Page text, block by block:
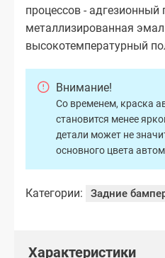
процессов - адгезионный
металлизированная
высокотемпературный
Внимание!
Со временем, краска
становится менее
детали может не
основного цвета
Категории: Задние
Характеристики